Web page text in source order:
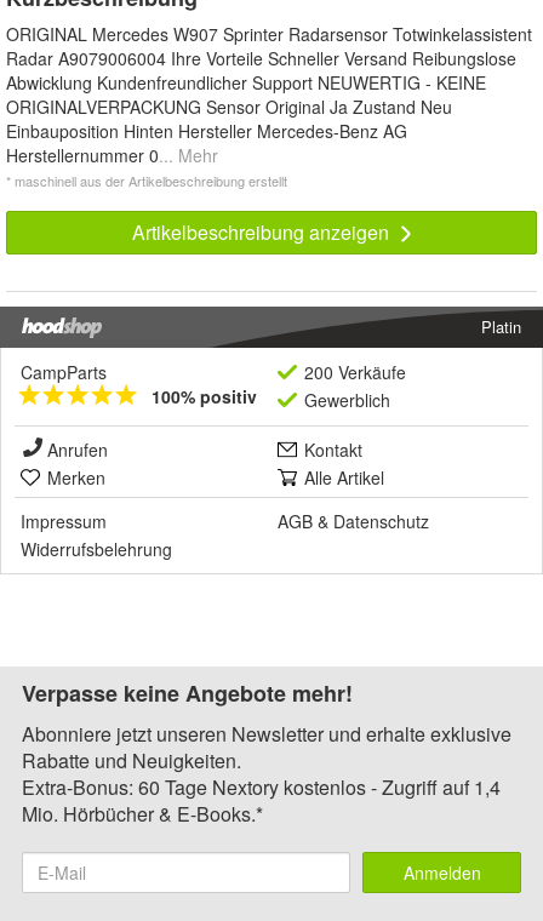
ORIGINAL Mercedes W907 Sprinter Radarsensor Totwinkelassistent
Radar A9079006004 Ihre Vorteile Schneller Versand Reibungslose
Abwicklung Kundenfreundlicher Support NEUWERTIG - KEINE
ORIGINALVERPACKUNG Sensor Original Ja Zustand Neu
Einbauposition Hinten Hersteller Mercedes-Benz AG
Herstellernummer 0... Mehr
* maschinell aus der Artikelbeschreibung erstellt
Artikelbeschreibung anzeigen
Platin
CampParts
100% positiv
200 Verkäufe
Gewerblich
Anrufen
Kontakt
Merken
Alle Artikel
Impressum
AGB & Datenschutz
Widerrufsbelehrung
Verpasse keine Angebote mehr!
Abonniere jetzt unseren Newsletter und erhalte exklusive
Rabatte und Neuigkeiten.
Extra-Bonus: 60 Tage Nextory kostenlos - Zugriff auf 1,4
Mio. Hörbücher & E-Books.*
Anmelden